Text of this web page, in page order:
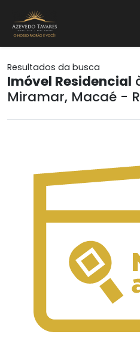
Resultados da busca
Imóvel Residencial
Miramar, Macaé -